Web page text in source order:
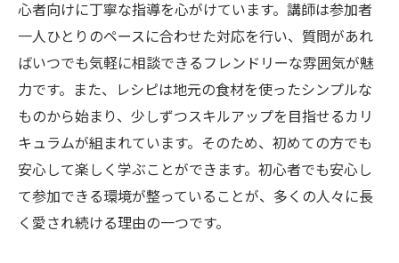
心者向けに丁寧な指導を心がけています。講師は参加者
一人ひとりのペースに合わせた対応を行い、質問があれ
ばいつでも気軽に相談できるフレンドリーな雰囲気が魅
力です。また、レシピは地元の食材を使ったシンプルな
ものから始まり、少しずつスキルアップを目指せるカリ
キュラムが組まれています。そのため、初めての方でも
安心して楽しく学ぶことができます。初心者でも安心し
て参加できる環境が整っていることが、多くの人々に長
く愛され続ける理由の一つです。